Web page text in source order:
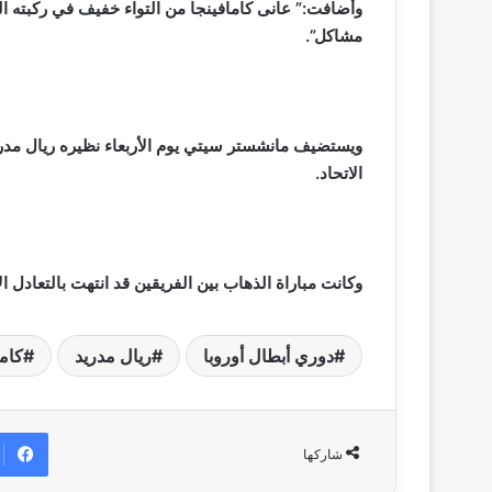
وأضافت:” عانى كامافينجا من التواء خفيف في
مشاكل”.
ويستضيف مانشستر سيتي يوم الأربعاء نظيره ريال
الاتحاد.
وكانت مباراة الذهاب بين الفريقين قد انتهت بالتعادل الإيجابي (1-1) على ملعب
دوري أبطال أوروبا ريال مدريد
شاركها